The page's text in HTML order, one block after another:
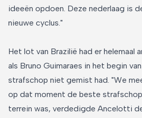
ideeën opdoen. Deze nederlaag is
nieuwe cyclus."
Het lot van Brazilië had er helemaal
als Bruno Guimaraes in het begin
strafschop niet gemist had. "We
op dat moment de beste
terrein was, verdedigde Ancelotti